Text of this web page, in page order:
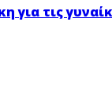
για τις